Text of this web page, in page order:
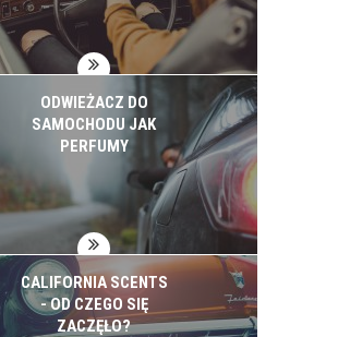
ODWIEŻACZ DO
SAMOCHODU JAK
PERFUMY
CALIFORNIA SCENTS
- OD CZEGO SIĘ
ZACZĘŁO?